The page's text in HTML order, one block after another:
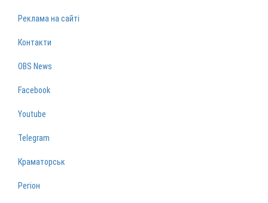
Реклама на сайті
Контакти
OBS News
Facebook
Youtube
Telegram
Краматорськ
Регіон